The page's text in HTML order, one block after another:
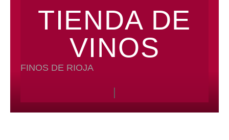
TIENDA DE
VINOS
FINOS DE RIOJA
|